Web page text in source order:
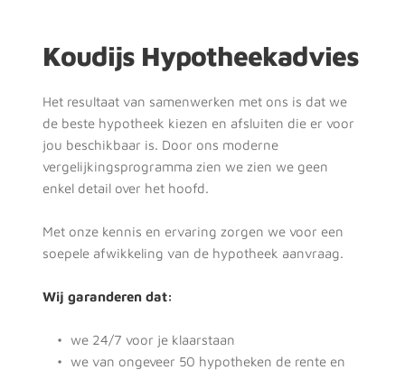
Koudijs Hypotheekadvies
Het resultaat van samenwerken met ons is dat we
de beste hypotheek kiezen en afsluiten die er voor
jou beschikbaar is. Door ons moderne
vergelijkingsprogramma zien we zien we geen
enkel detail over het hoofd.
Met onze kennis en ervaring zorgen we voor een
soepele afwikkeling van de hypotheek aanvraag.
Wij garanderen dat:
we 24/7 voor je klaarstaan
we van ongeveer 50 hypotheken de rente en